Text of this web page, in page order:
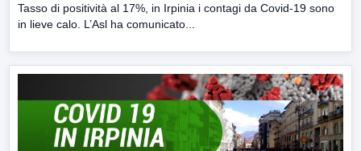
Tasso di positività al 17%, in Irpinia i contagi da Covid-19 sono
in lieve calo. L’Asl ha comunicato...